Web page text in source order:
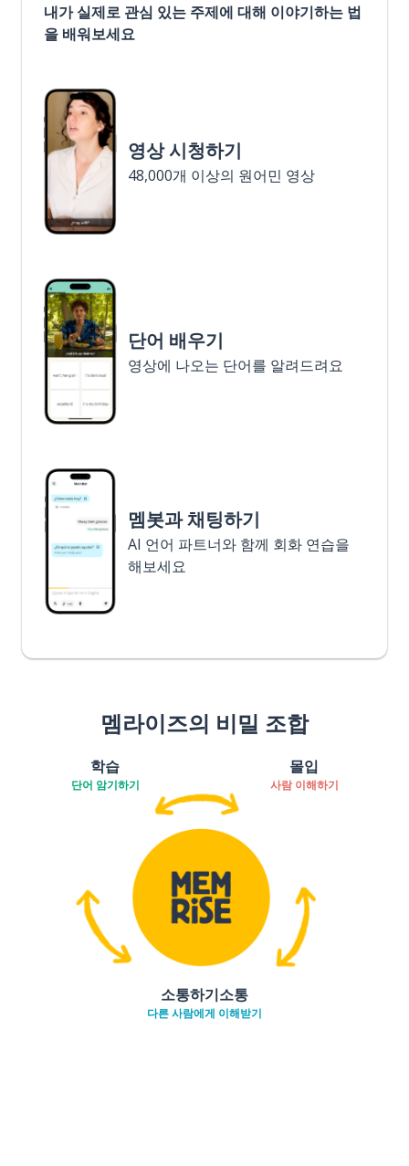
내가 실제로 관심 있는 주제에 대해 이야기하는 법
을 배워보세요
영상 시청하기
48,000개 이상의 원어민 영상
단어 배우기
영상에 나오는 단어를 알려드려요
멤봇과 채팅하기
AI 언어 파트너와 함께 회화 연습을
해보세요
멤라이즈의 비밀 조합
학습
단어 암기하기
몰입
사람 이해하기
소통하기소통
다른 사람에게 이해받기